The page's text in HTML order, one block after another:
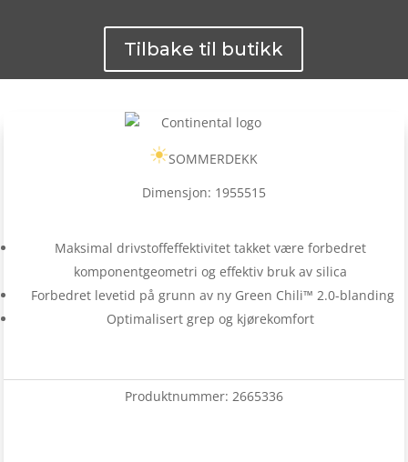
Tilbake til butikk
SOMMERDEKK
Dimensjon: 1955515
Maksimal drivstoffeffektivitet takket være forbedret
komponentgeometri og effektiv bruk av silica
Forbedret levetid på grunn av ny Green Chili™ 2.0-blanding
Optimalisert grep og kjørekomfort
Produktnummer: 2665336